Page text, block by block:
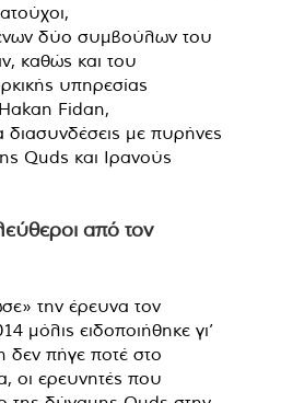
δύο συμβούλων του
καθώς και του
υπηρεσίας
Fidan,
διασυνδέσεις με πυρήνες
Quds και Ιρανούς
από τον
την έρευνα τον
μόλις ειδοποιήθηκε γι’
δεν πήγε ποτέ στο
οι ερευνητές που